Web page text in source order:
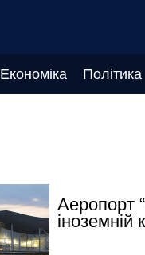
Економіка Політика
Аеропорт
іноземній